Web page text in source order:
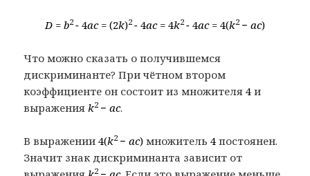
D = b2 − 4ac = (2k)2 − 4ac = 4k2 − 4ac = 4(k2 − ac)
Что можно сказать о получившемся
дискриминанте? При чётном втором
коэффициенте он состоит из множителя4 и
выраженияk2 −ac.
В выражении4(k2 −ac) множитель4 постоянен.
Значит знак дискриминанта зависит от
2